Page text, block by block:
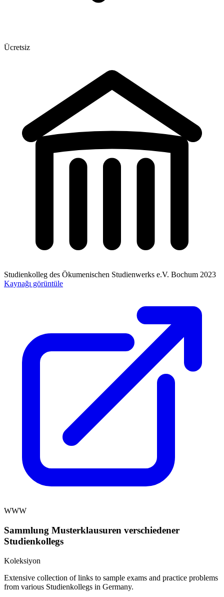
Ücretsiz
Studienkolleg des Ökumenischen Studienwerks e.V. Bochum 2023
Kaynağı görüntüle
WWW
Sammlung Musterklausuren verschiedener
Studienkollegs
Koleksiyon
Extensive collection of links to sample exams and practice problems
from various Studienkollegs in Germany.